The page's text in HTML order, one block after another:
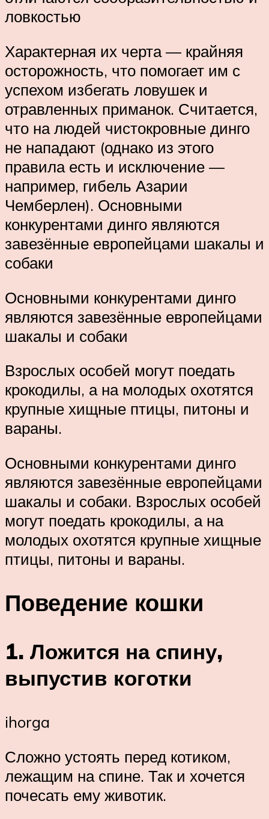
ловкостью
Характерная их черта — крайняя
осторожность, что помогает им с
успехом избегать ловушек и
отравленных приманок. Считается,
что на людей чистокровные динго
не нападают (однако из этого
правила есть и исключение —
например, гибель Азарии
Чемберлен). Основными
конкурентами динго являются
завезённые европейцами шакалы и
собаки
Основными конкурентами динго
являются завезённые европейцами
шакалы и собаки
Взрослых особей могут поедать
крокодилы, а на молодых охотятся
крупные хищные птицы, питоны и
вараны.
Основными конкурентами динго
являются завезённые европейцами
шакалы и собаки. Взрослых особей
могут поедать крокодилы, а на
молодых охотятся крупные хищные
птицы, питоны и вараны.
Поведение кошки
1. Ложится на спину,
выпустив коготки
ihorga
Сложно устоять перед котиком,
лежащим на спине. Так и хочется
почесать ему животик.